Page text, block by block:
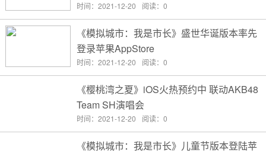
时间：2021-12-20 阅读：0
《模拟城市：我是市长》盛世华诞版本率先
登录苹果AppStore
时间：2021-12-20 阅读：0
《樱桃湾之夏》iOS火热预约中 联动AKB48
Team SH演唱会
时间：2021-12-20 阅读：0
《模拟城市：我是市长》儿童节版本登陆苹